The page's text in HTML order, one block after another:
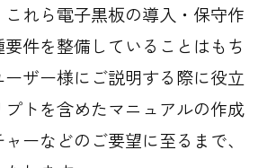
れら電子黒板の導入・保守作
件を整備していることはもち
ザー様にご説明する際に役立
トを含めたマニュアルの作成
ーなどのご要望に至るまで、